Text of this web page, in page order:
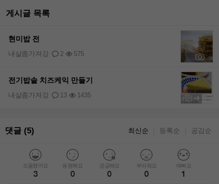
게시글 목록
현미밥 전
2 575
내살좀가져강
+8
전기밥솥 치즈케익 만들기
13 1435
내살좀가져강
댓글 (5) 최신순 등록순 공감순
도움됐어요
3
응원해요
0
궁금해요
0
부러워요
0
예뻐요
1